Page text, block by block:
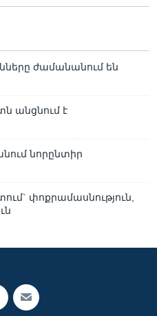
ժամանանում են
անցնում է
նորընտիր
փոքրամասնություն,